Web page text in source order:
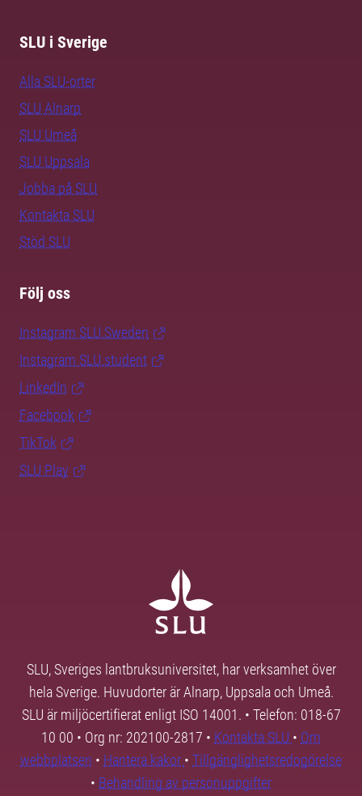
SLU i Sverige
Alla SLU-orter
SLU Alnarp
SLU Umeå
SLU Uppsala
Jobba på SLU
Kontakta SLU
Stöd SLU
Följ oss
Instagram SLU.Sweden
Instagram SLU.student
LinkedIn
Facebook
TikTok
SLU Play
SLU, Sveriges lantbruksuniversitet, har verksamhet över
hela Sverige. Huvudorter är Alnarp, Uppsala och Umeå.
SLU är miljöcertifierat enligt ISO 14001. • Telefon: 018-67
10 00 • Org nr: 202100-2817 • Kontakta SLU • Om
webbplatsen • Hantera kakor • Tillgänglighetsredogörelse
• Behandling av personuppgifter